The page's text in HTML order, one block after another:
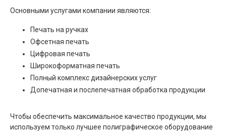
Основными услугами компании являются:
Печать на ручках
Офсетная печать
Цифровая печать
Широкоформатная печать
Полный комплекс дизайнерских услуг
Допечатная и послепечатная обработка продукции
Чтобы обеспечить максимальное качество продукции, мы
используем только лучшее полиграфическое оборудование